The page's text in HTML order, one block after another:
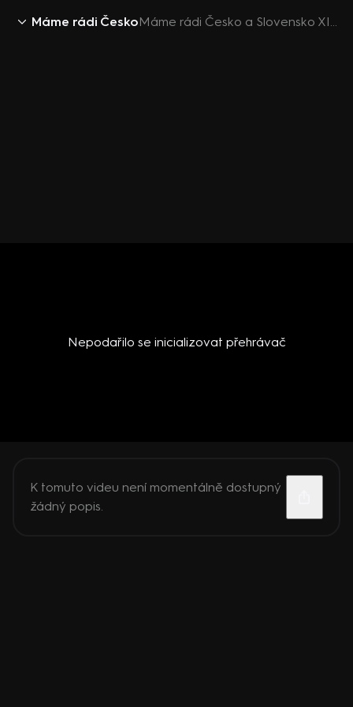
Máme rádi Česko Máme rádi Česko a Slovensko XIII (1) – Ewa Farna nenašla na slepé mapě své rodiště
Nepodařilo se inicializovat přehrávač
K tomuto videu není momentálně dostupný
žádný popis.